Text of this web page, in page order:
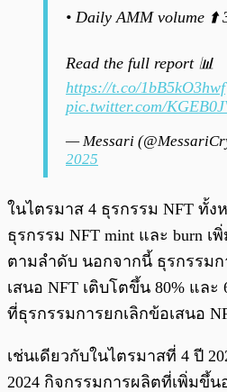
• Daily AMM volume ⬆️
Read the full report 📊
https://t.co/1bB5kO3hwf
pic.twitter.com/
— Messari
2025
ในไตรมาส 4 ธุรกรรม NFT ทั้ง
ธุรกรรม NFT mint และ burn เ
ตามลำดับ นอกจากนี้ ธุรกรรม
เสนอ NFT เติบโตขึ้น 80% แล
ที่ธุรกรรมการยกเลิกข้อเสนอ
เช่นเดียวกับในไตรมาสที่ 4 ปี
2024 กิจกรรมการผลิตที่เพิ่มขึ้น